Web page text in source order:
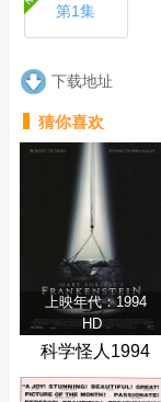
第1集
下载地址
猜你喜欢
上映年代：1994
HD
科学怪人1994